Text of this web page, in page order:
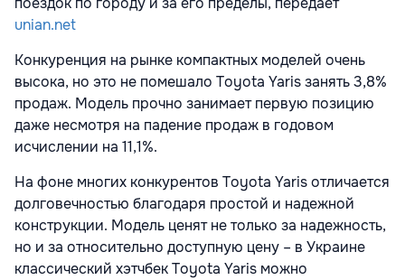
unian.net
Конкуренция на рынке компактных моделей очень
высока, но это не помешало Toyota Yaris занять 3,8%
продаж. Модель прочно занимает первую позицию
даже несмотря на падение продаж в годовом
исчислении на 11,1%.
На фоне многих конкурентов Toyota Yaris отличается
долговечностью благодаря простой и надежной
конструкции. Модель ценят не только за надежность,
но и за относительно доступную цену – в Украине
классический хэтчбек Toyota Yaris можно